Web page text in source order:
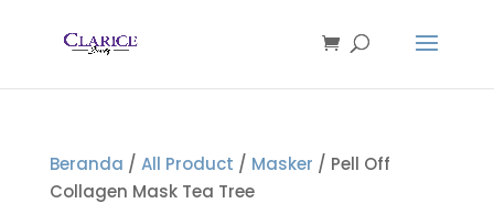
Beranda / All Product / Masker / Pell Off
Collagen Mask Tea Tree